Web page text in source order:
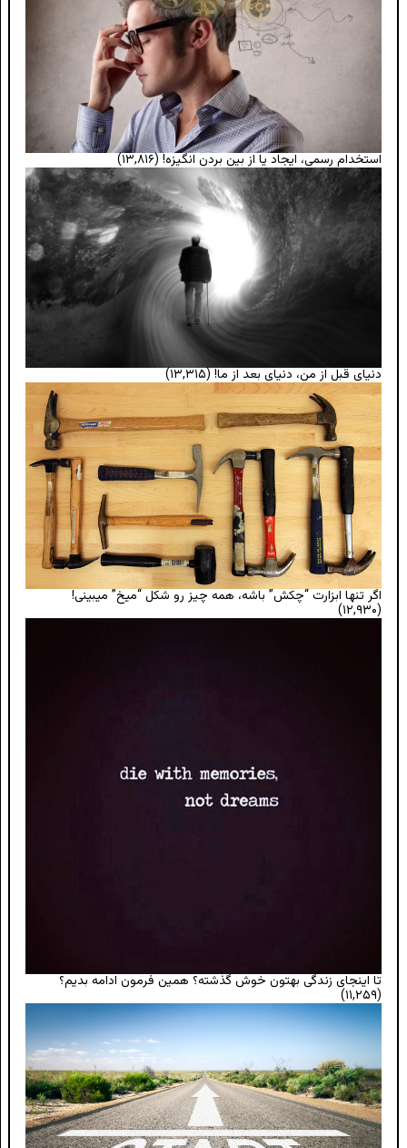
استخدام رسمی، ایجاد یا از بین بردن انگیزه! (۱۳,۸۱۶)
دنیای قبل از من، دنیای بعد از ما! (۱۳,۳۱۵)
اگر تنها ابزارت “چکش” باشه، همه چیز رو شکل “میخ” میبینی!
(۱۲,۹۳۰)
تا اینجای زندگی بهتون خوش گذشته؟ همین فرمون ادامه بدیم؟
(۱۱,۲۵۹)